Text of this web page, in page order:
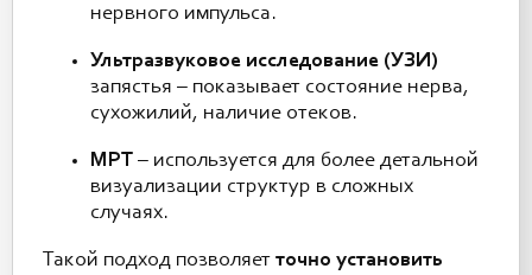
нервного импульса.
Ультразвуковое исследование (УЗИ)
запястья – показывает состояние нерва,
сухожилий, наличие отеков.
МРТ – используется для более детальной
визуализации структур в сложных
случаях.
Такой подход позволяет точно установить